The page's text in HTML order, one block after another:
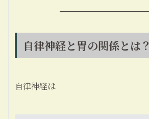
自律神経と胃の関係とは？
自律神経は